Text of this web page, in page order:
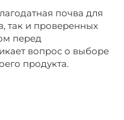
почва для
так и проверенных
перед
вопрос о выборе
продукта.